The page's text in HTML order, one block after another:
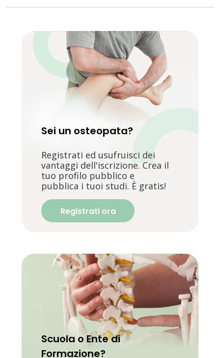
Sei un osteopata?
Registrati ed usufruisci dei
vantaggi dell'iscrizione. Crea il
tuo profilo pubblico e
pubblica i tuoi studi. È gratis!
Registrati ora
Scuola o Ente di
Formazione?